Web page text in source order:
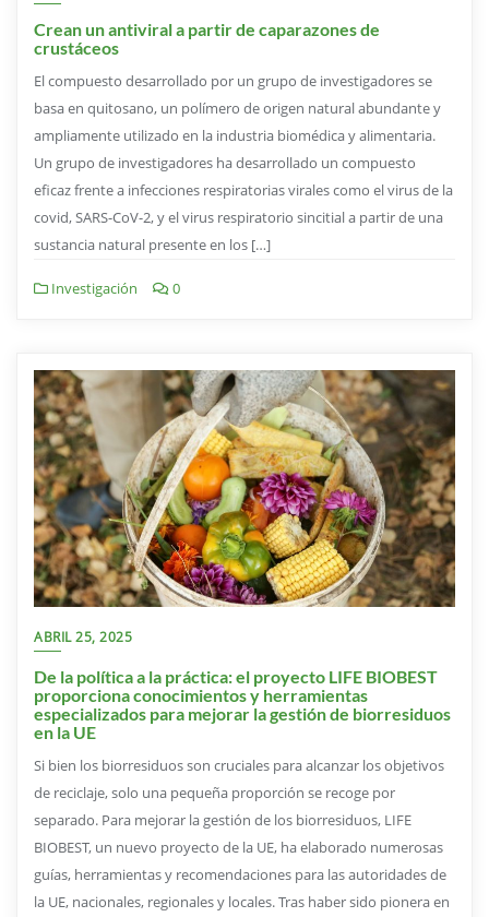
Crean un antiviral a partir de caparazones de
crustáceos
El compuesto desarrollado por un grupo de investigadores se
basa en quitosano, un polímero de origen natural abundante y
ampliamente utilizado en la industria biomédica y alimentaria.
Un grupo de investigadores ha desarrollado un compuesto
eficaz frente a infecciones respiratorias virales como el virus de la
covid, SARS-CoV-2, y el virus respiratorio sincitial a partir de una
sustancia natural presente en los […]
Investigación 0
ABRIL 25, 2025
De la política a la práctica: el proyecto LIFE BIOBEST
proporciona conocimientos y herramientas
especializados para mejorar la gestión de biorresiduos
en la UE
Si bien los biorresiduos son cruciales para alcanzar los objetivos
de reciclaje, solo una pequeña proporción se recoge por
separado. Para mejorar la gestión de los biorresiduos, LIFE
BIOBEST, un nuevo proyecto de la UE, ha elaborado numerosas
guías, herramientas y recomendaciones para las autoridades de
la UE, nacionales, regionales y locales. Tras haber sido pionera en